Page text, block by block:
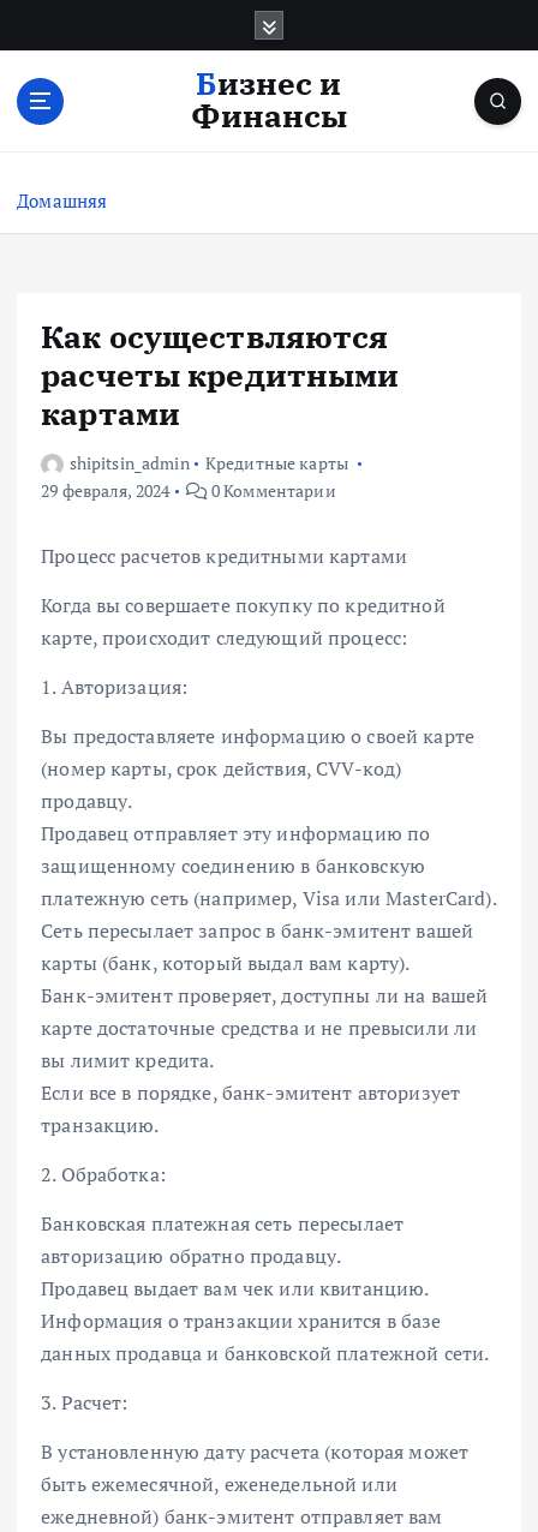
с
Бизнес и
Финансы
Домашняя
Как осуществляются
расчеты кредитными
картами
shipitsin_admin
Кредитные карты
29 февраля, 2024
0 Комментарии
Процесс расчетов кредитными картами
Когда вы совершаете покупку по кредитной
карте, происходит следующий процесс:
1. Авторизация:
Вы предоставляете информацию о своей карте
(номер карты, срок действия, CVV-код)
продавцу.
Продавец отправляет эту информацию по
защищенному соединению в банковскую
платежную сеть (например, Visa или MasterCard).
Сеть пересылает запрос в банк-эмитент вашей
карты (банк, который выдал вам карту).
Банк-эмитент проверяет, доступны ли на вашей
карте достаточные средства и не превысили ли
вы лимит кредита.
Если все в порядке, банк-эмитент авторизует
транзакцию.
2. Обработка:
Банковская платежная сеть пересылает
авторизацию обратно продавцу.
Продавец выдает вам чек или квитанцию.
Информация о транзакции хранится в базе
данных продавца и банковской платежной сети.
3. Расчет:
В установленную дату расчета (которая может
быть ежемесячной, еженедельной или
ежедневной) банк-эмитент отправляет вам